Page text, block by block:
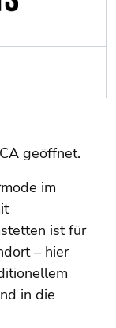
geöffnet.
im
ist für
– hier
in die